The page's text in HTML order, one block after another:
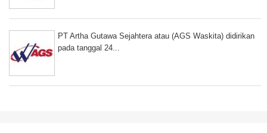
PT Artha Gutawa Sejahtera atau (AGS Waskita) didirikan
pada tanggal 24...